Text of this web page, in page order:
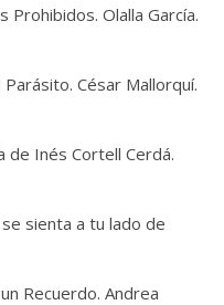
Prohibidos. Olalla García.
César Mallorquí.
de Inés Cortell Cerdá.
sienta a tu lado de
Recuerdo. Andrea